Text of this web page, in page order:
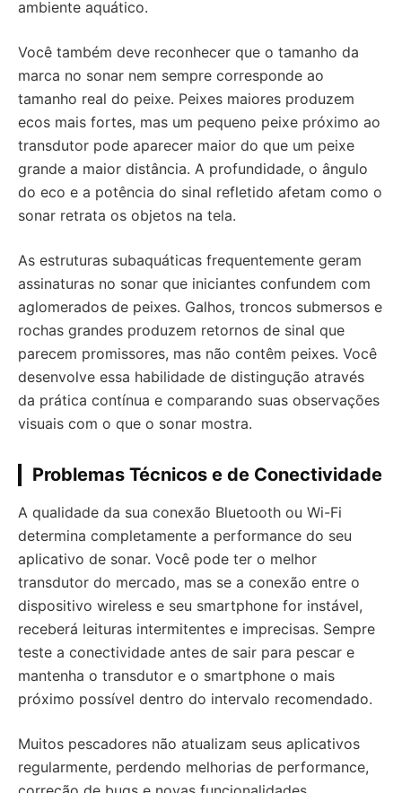
ambiente aquático.
Você também deve reconhecer que o tamanho da
marca no sonar nem sempre corresponde ao
tamanho real do peixe. Peixes maiores produzem
ecos mais fortes, mas um pequeno peixe próximo ao
transdutor pode aparecer maior do que um peixe
grande a maior distância. A profundidade, o ângulo
do eco e a potência do sinal refletido afetam como o
sonar retrata os objetos na tela.
As estruturas subaquáticas frequentemente geram
assinaturas no sonar que iniciantes confundem com
aglomerados de peixes. Galhos, troncos submersos e
rochas grandes produzem retornos de sinal que
parecem promissores, mas não contêm peixes. Você
desenvolve essa habilidade de distingução através
da prática contínua e comparando suas observações
visuais com o que o sonar mostra.
Problemas Técnicos e de Conectividade
A qualidade da sua conexão Bluetooth ou Wi-Fi
determina completamente a performance do seu
aplicativo de sonar. Você pode ter o melhor
transdutor do mercado, mas se a conexão entre o
dispositivo wireless e seu smartphone for instável,
receberá leituras intermitentes e imprecisas. Sempre
teste a conectividade antes de sair para pescar e
mantenha o transdutor e o smartphone o mais
próximo possível dentro do intervalo recomendado.
Muitos pescadores não atualizam seus aplicativos
regularmente, perdendo melhorias de performance,